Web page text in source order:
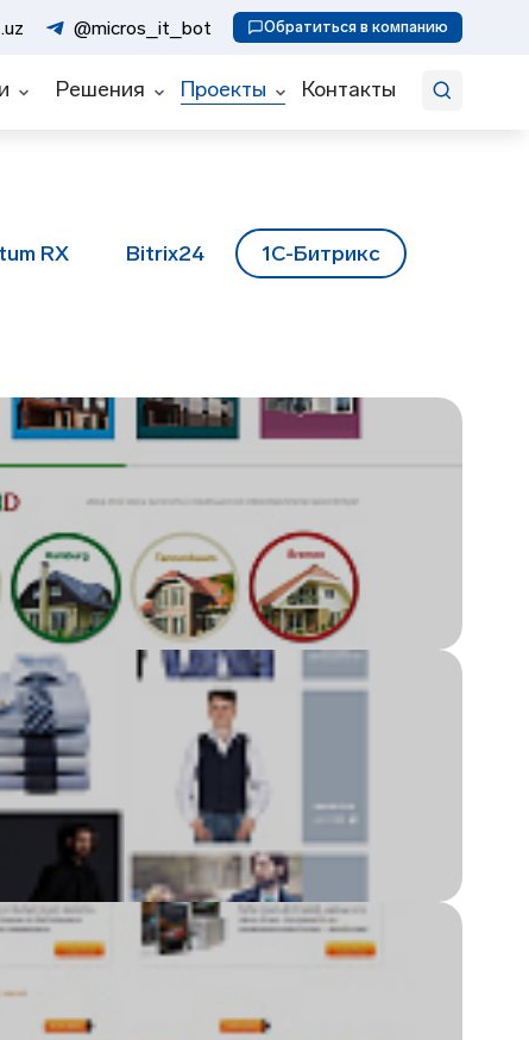
Искать
@micros_it_bot Обратиться в компанию
Решения Проекты Контакты
RX Bitrix24 1С-Битрикс